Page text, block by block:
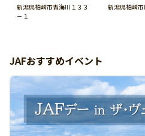
新潟県柏崎市青海川１３３
－１
新潟県柏崎
JAFおすすめイベント